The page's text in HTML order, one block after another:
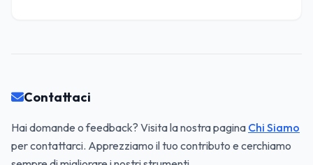
Contattaci
Hai domande o feedback? Visita la nostra pagina Chi Siamo
per contattarci. Apprezziamo il tuo contributo e cerchiamo